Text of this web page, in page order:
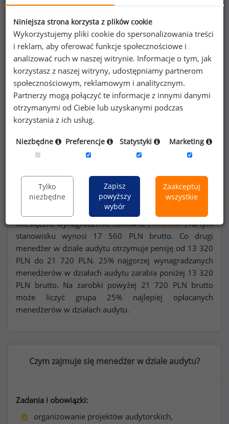
Poszukujesz szczegółowych danych o
wynagrodzeniachmenedżerów w działach
audytulub na innych stanowiskach?
Dowiedz się więcej
Wykorzystaj kod
dziale audytu
Miesięczne wynagrodzenie całkowite (mediana*) na tym
stanowisku wynosi 17 560 PLN brutto. Co drugi
menedżer w dziale audytu otrzymuje pensję od 13 320
PLN do 21 720 PLN. 25% najgorzej wynagradzanych
menedżerów w działach audytu zarabia poniżej 13 320
PLN brutto. Na zarobki powyżej 21 720 PLN brutto
może liczyć grupa 25% najlepiej opłacanych
menedżerów w działach audytu.
Czym zajmuje się menedżer w dziale audytu?
Zadania i obowiązki:
organizowanie projektów audytorskich,
Niniejsza strona korzysta z plików cookie
Wykorzystujemy pliki cookie do spersonalizowania treści
i reklam, aby oferować funkcje społecznościowe i
analizować ruch w naszej witrynie. Informacje o tym, jak
korzystasz z naszej witryny, udostępniamy partnerom
społecznościowym, reklamowym i analitycznym.
Partnerzy mogą połączyć te informacje z innymi danymi
otrzymanymi od Ciebie lub uzyskanymi podczas
korzystania z ich usług.
Niezbędne Preferencje Statystyki Marketing
Tylko
niezbędne
Zapisz
powyższy
wybór
Zaakceptuj
wszystkie